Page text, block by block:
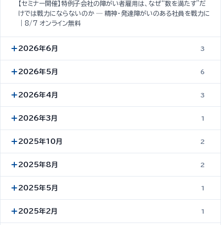
【セミナー開催】特例子会社の障がい者雇用は、なぜ“数を満たす”だ
けでは戦力にならないのか ─ 精神・発達障がいのある社員を戦力に
｜8/7 オンライン無料
2026年6月 3
2026年5月 6
2026年4月 3
2026年3月 1
2025年10月 2
2025年8月 2
2025年5月 1
2025年2月 1